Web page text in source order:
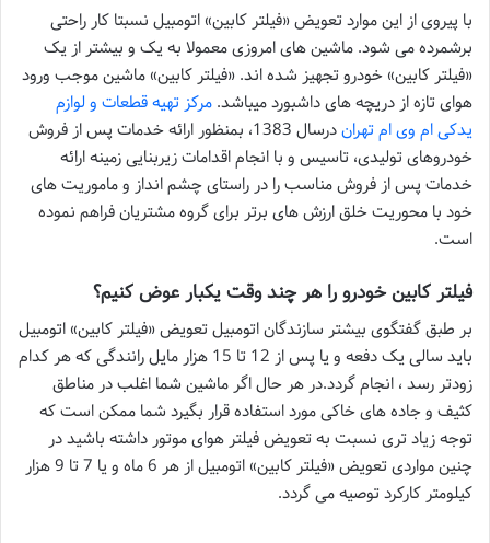
با پیروی از این موارد تعویض «فیلتر کابین» اتومبیل نسبتا کار راحتی
برشمرده می شود. ماشین های امروزی معمولا به یک و بیشتر از یک
«فیلتر کابین» خودرو تجهیز شده اند. «فیلتر کابین» ماشین موجب ورود
هوای تازه از دریچه های داشبورد میباشد. مرکز تهیه قطعات و لوازم
یدکی ام وی ام تهران
درسال 1383، بمنظور ارائه خدمات پس از فروش
خودروهای تولیدی، تاسیس و با انجام اقدامات زیربنایی زمینه ارائه
خدمات پس از فروش مناسب را در راستای چشم انداز و ماموریت های
خود با محوریت خلق ارزش های برتر برای گروه مشتریان فراهم نموده
است.
فیلتر کابین خودرو را هر چند وقت یکبار عوض کنیم؟
بر طبق گفتگوی بیشتر سازندگان اتومبیل تعویض «فیلتر کابین» اتومبیل
باید سالی یک دفعه و یا پس از 12 تا 15 هزار مایل رانندگی که هر کدام
زودتر رسد ، انجام گردد.در هر حال اگر ماشین شما اغلب در مناطق
کثیف و جاده های خاکی مورد استفاده قرار بگیرد شما ممکن است که
توجه زیاد تری نسبت به تعویض فیلتر هوای موتور داشته باشید در
چنین مواردی تعویض «فیلتر کابین» اتومبیل از هر 6 ماه و یا 7 تا 9 هزار
کیلومتر کارکرد توصیه می گردد.